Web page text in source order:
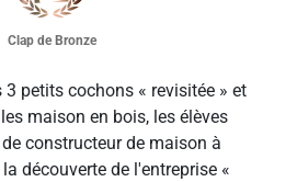
Clap de Bronze
petits cochons « revisitée » et
maison en bois, les élèves
constructeur de maison à
découverte de l'entreprise «